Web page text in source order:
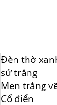
Đèn thờ
sứ trắng
Men trắng
Cổ điển